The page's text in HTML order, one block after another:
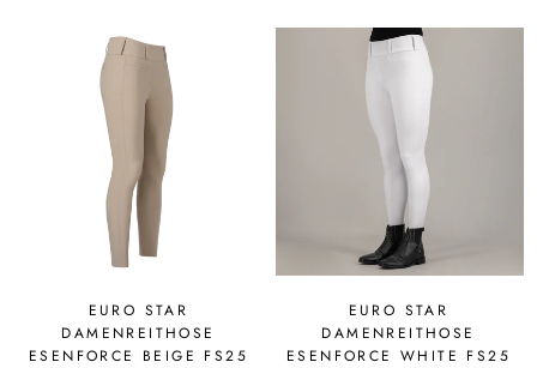
EURO STAR
DAMENREITHOSE
ESENFORCE BEIGE FS25
EURO STAR
DAMENREITHOSE
ESENFORCE WHITE FS25